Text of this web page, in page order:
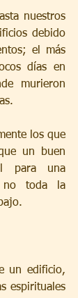
nuestros
debido
el más
días en
murieron
los que
un buen
para una
no toda la
un edificio,
espirituales